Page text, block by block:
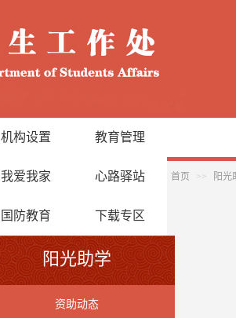
机构设置 教育管理
我爱我家 心路驿站
国防教育 下载专区
首页 >> 阳光
阳光助学
资助动态